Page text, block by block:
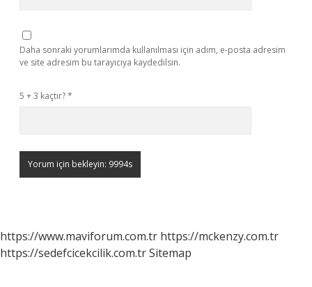
Daha sonraki yorumlarımda kullanılması için adım, e-posta adresim
ve site adresim bu tarayıcıya kaydedilsin.
5 + 3 kaçtır?*
https://www.maviforum.com.tr https://mckenzy.com.tr
https://sedefcicekcilik.com.trSitemap